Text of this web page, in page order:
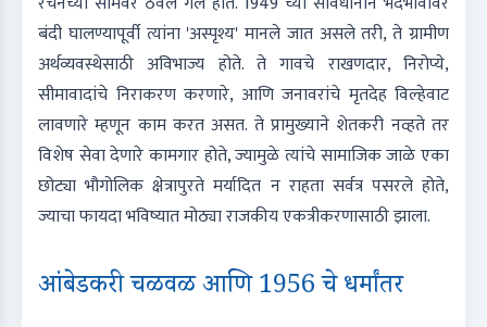
बंदी घालण्यापूर्वी त्यांना 'अस्पृश्य' मानले जात असले तरी, ते ग्रामीण
अर्थव्यवस्थेसाठी अविभाज्य होते. ते गावचे राखणदार, निरोप्ये,
सीमावादांचे निराकरण करणारे, आणि जनावरांचे मृतदेह विल्हेवाट
लावणारे म्हणून काम करत असत. ते प्रामुख्याने शेतकरी नव्हते तर
विशेष सेवा देणारे कामगार होते, ज्यामुळे त्यांचे सामाजिक जाळे एका
छोट्या भौगोलिक क्षेत्रापुरते मर्यादित न राहता सर्वत्र पसरले होते,
ज्याचा फायदा भविष्यात मोठ्या राजकीय एकत्रीकरणासाठी झाला.
आंबेडकरी चळवळ आणि 1956 चे धर्मांतर